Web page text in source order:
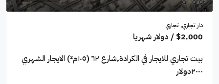
دار تجاري, تجاري
$2,000 / دولار شهريا
بيت تجاري للايجار في الكرادة٬شارع ٦٢ (١٠٥م²) الايجار الشهري
٢٠٠٠دولار